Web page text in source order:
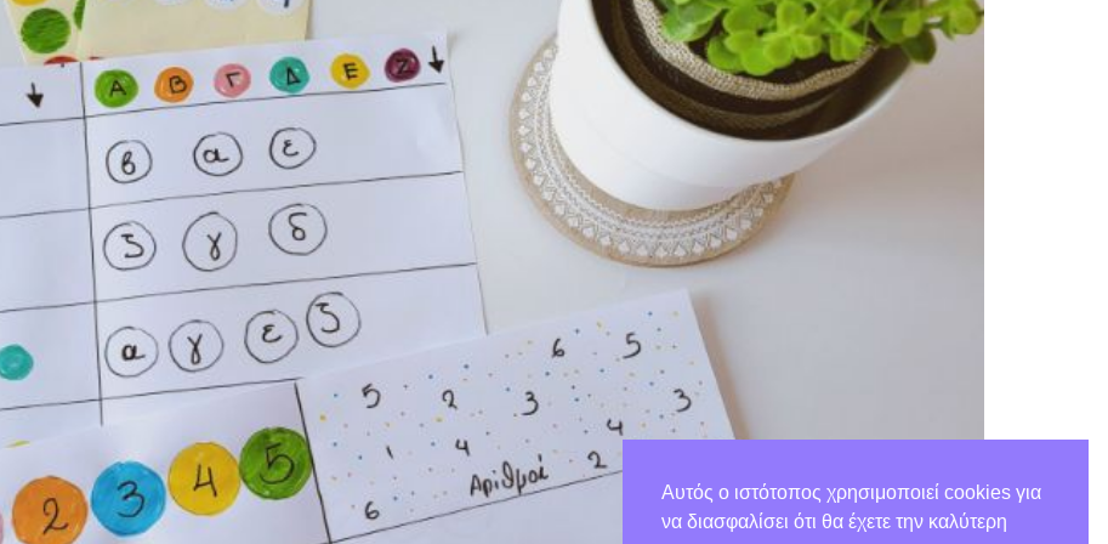
Αυτός ο ιστότοπος χρησιμοποιεί cookies για
να διασφαλίσει ότι θα έχετε την καλύτερη